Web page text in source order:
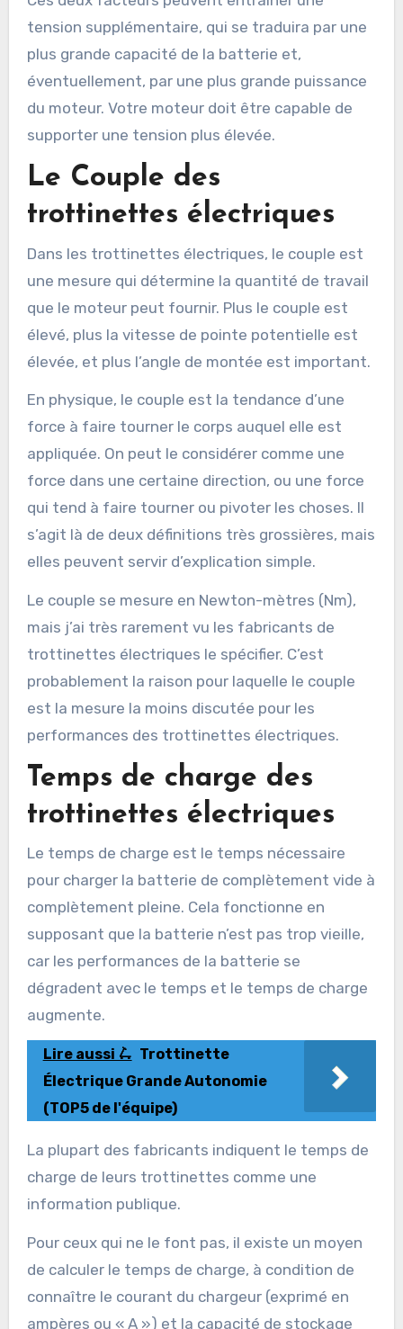
tension supplémentaire, qui se traduira par une
plus grande capacité de la batterie et,
éventuellement, par une plus grande puissance
du moteur. Votre moteur doit être capable de
supporter une tension plus élevée.
Le Couple des
trottinettes électriques
Dans les trottinettes électriques, le couple est
une mesure qui détermine la quantité de travail
que le moteur peut fournir. Plus le couple est
élevé, plus la vitesse de pointe potentielle est
élevée, et plus l’angle de montée est important.
En physique, le couple est la tendance d’une
force à faire tourner le corps auquel elle est
appliquée. On peut le considérer comme une
force dans une certaine direction, ou une force
qui tend à faire tourner ou pivoter les choses. Il
s’agit là de deux définitions très grossières, mais
elles peuvent servir d’explication simple.
Le couple se mesure en Newton-mètres (Nm),
mais j’ai très rarement vu les fabricants de
trottinettes électriques le spécifier. C’est
probablement la raison pour laquelle le couple
est la mesure la moins discutée pour les
performances des trottinettes électriques.
Temps de charge des
trottinettes électriques
Le temps de charge est le temps nécessaire
pour charger la batterie de complètement vide à
complètement pleine. Cela fonctionne en
supposant que la batterie n’est pas trop vieille,
car les performances de la batterie se
dégradent avec le temps et le temps de charge
augmente.
Lire aussi 🛴 Trottinette
Électrique Grande Autonomie
(TOP5 de l'équipe)
La plupart des fabricants indiquent le temps de
charge de leurs trottinettes comme une
information publique.
Pour ceux qui ne le font pas, il existe un moyen
de calculer le temps de charge, à condition de
connaître le courant du chargeur (exprimé en
ampères ou « A ») et la capacité de stockage